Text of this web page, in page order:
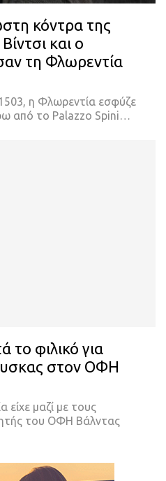
κόντρα της
και ο
τη Φλωρεντία
η Φλωρεντία εσφύζε
από το Palazzo Spini…
το φιλικό για
στον ΟΦΗ
μαζί με τους
του ΟΦΗ Βάλντας